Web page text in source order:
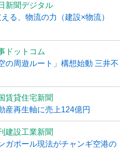
新聞デジタル
る、物流の力（建設×物流）
ドットコム
の周遊ルート」構想始動 三井不
賃貸住宅新聞
産再生軸に売上124億円
建設工業新聞
ガポール現法がチャンギ空港の